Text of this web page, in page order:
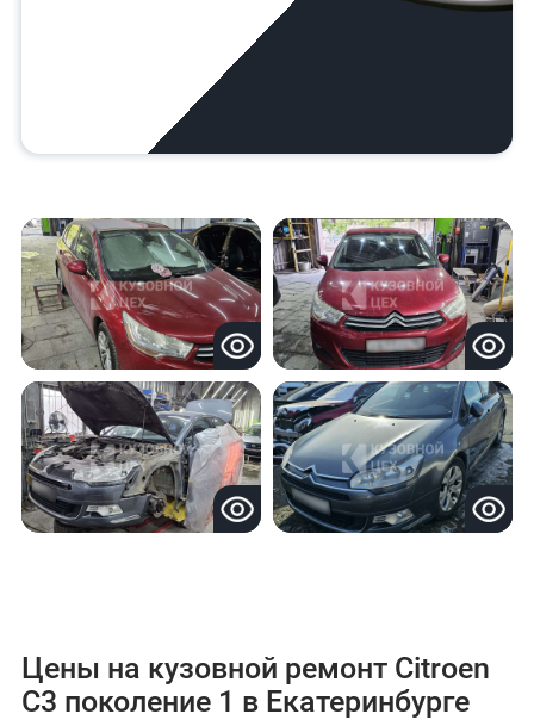
Цены на кузовной ремонт Citroen
C3 поколение 1 в Екатеринбурге